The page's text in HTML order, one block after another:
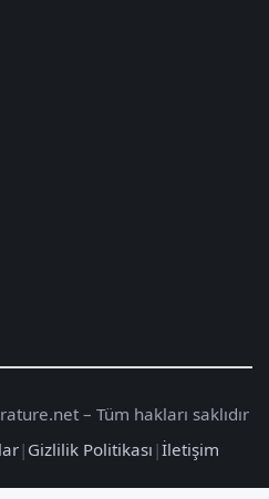
– Tüm hakları saklıdır
| Gizlilik Politikası |İletişim